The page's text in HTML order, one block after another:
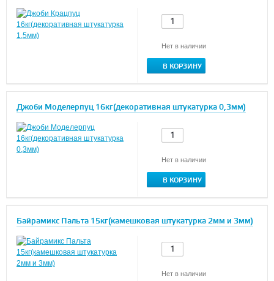
Нет в наличии
В КОРЗИНУ
Джоби Моделерпуц 16кг(декоративная штукатурка 0,3мм)
Нет в наличии
В КОРЗИНУ
Байрамикс Пальта 15кг(камешковая штукатурка 2мм и 3мм)
Нет в наличии